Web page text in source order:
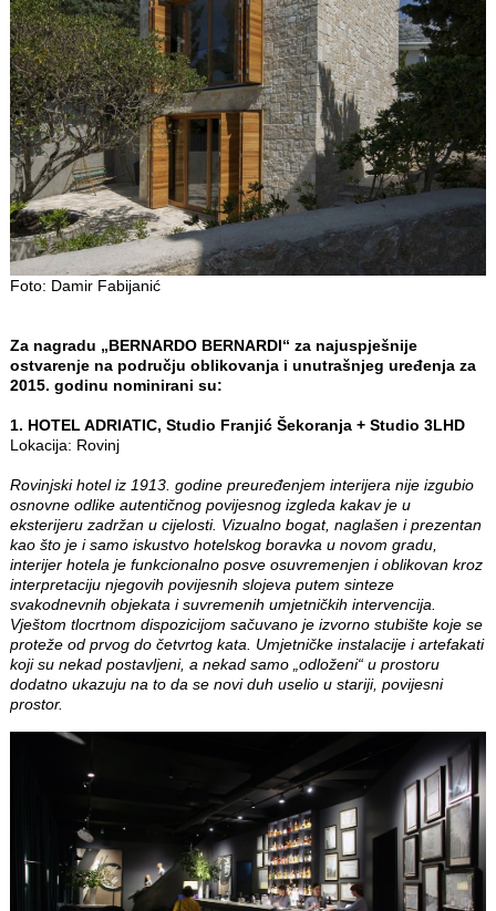
Foto: Damir Fabijanić
Za nagradu „BERNARDO BERNARDI“ za najuspješnije
ostvarenje na području oblikovanja i unutrašnjeg uređenja za
2015. godinu nominirani su:
1. HOTEL ADRIATIC, Studio Franjić Šekoranja + Studio 3LHD
Lokacija: Rovinj
Rovinjski hotel iz 1913. godine preuređenjem interijera nije izgubio
osnovne odlike autentičnog povijesnog izgleda kakav je u
eksterijeru zadržan u cijelosti. Vizualno bogat, naglašen i prezentan
kao što je i samo iskustvo hotelskog boravka u novom gradu,
interijer hotela je funkcionalno posve osuvremenjen i oblikovan kroz
interpretaciju njegovih povijesnih slojeva putem sinteze
svakodnevnih objekata i suvremenih umjetničkih intervencija.
Vještom tlocrtnom dispozicijom sačuvano je izvorno stubište koje se
proteže od prvog do četvrtog kata. Umjetničke instalacije i artefakati
koji su nekad postavljeni, a nekad samo „odloženi“ u prostoru
dodatno ukazuju na to da se novi duh uselio u stariji, povijesni
prostor.